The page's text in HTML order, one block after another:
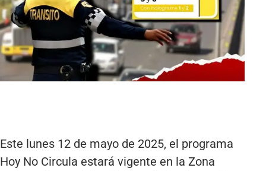
Este lunes 12 de mayo de 2025, el programa
Hoy No Circula estará vigente en la Zona